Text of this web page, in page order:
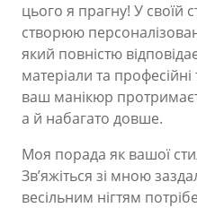
цього я прагну! У своїй
створюю
який повністю
матеріали та
ваш манікюр
а й набагато довше.
Моя порада як вашої
Зв’яжіться зі мною
весільним нігтям